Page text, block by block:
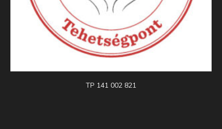
TP 141 002 821